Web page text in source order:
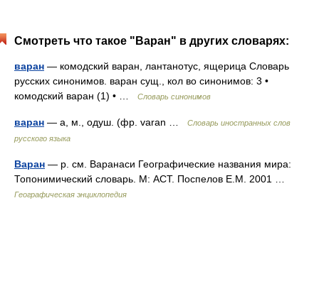
Смотреть что такое "Варан" в других словарях:
варан — комодский варан, лантанотус, ящерица Словарь
русских синонимов. варан сущ., кол во синонимов: 3 •
комодский варан (1) • …
Словарь синонимов
варан — а, м., одуш. (фр. varan …
Словарь иностранных слов
русского языка
Варан — р. см. Варанаси Географические названия мира:
Топонимический словарь. М: АСТ. Поспелов Е.М. 2001 …
Географическая энциклопедия